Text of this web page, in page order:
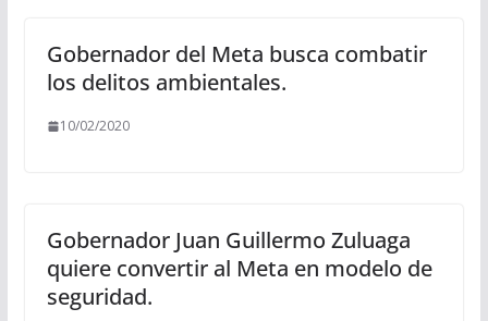
Gobernador del Meta busca combatir
los delitos ambientales.
10/02/2020
Gobernador Juan Guillermo Zuluaga
quiere convertir al Meta en modelo de
seguridad.